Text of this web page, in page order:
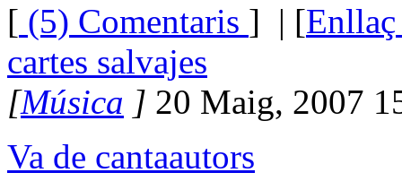
[ (5) Comentaris ] | [Enllaç
cartes salvajes
[Música ] 20 Maig, 2007
Va de cantaautors